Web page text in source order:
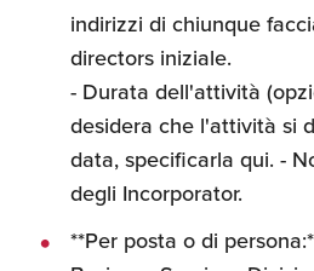
indirizzi di chiunque
directors iniziale.
- Durata dell'attività
desidera che l'attività si
data, specificarla qui. -
degli Incorporator.
**Per posta o di